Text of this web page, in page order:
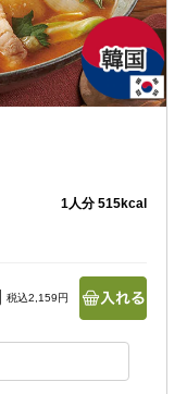
1人分 515kcal
税込2,159円